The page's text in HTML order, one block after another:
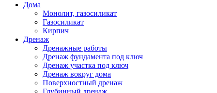
Дома
Монолит, газосиликат
Газосиликат
Кирпич
Дренаж
Дренажные работы
Дренаж фундамента под ключ
Дренаж участка под ключ
Дренаж вокруг дома
Поверхностный дренаж
Глубинный дренаж